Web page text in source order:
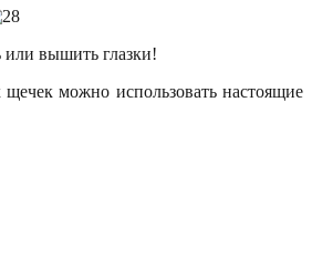
или вышить глазки!
можно использовать настоящие